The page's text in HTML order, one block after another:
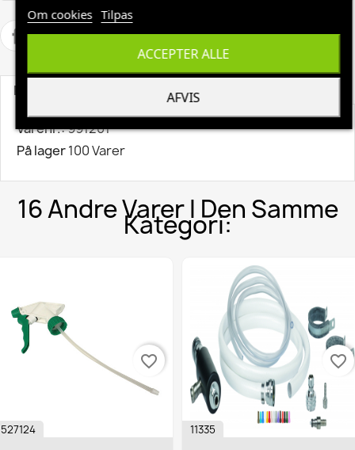
Produktoplysninger
Varenr.:991201
På lager100 Varer
16 Andre Varer I Den Samme
Kategori:
527124
favorite_border
11335
favorite_border
Om cookies Tilpas
AFVIS
ACCEPTER ALLE